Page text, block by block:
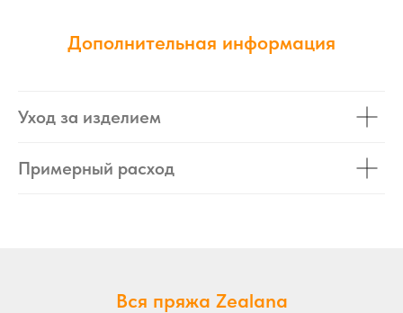
Дополнительная информация
Уход за изделием
Примерный расход
Вся пряжа Zealana